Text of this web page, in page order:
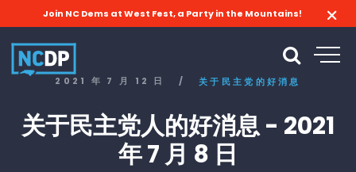
Join NC Dems at West Fest, a Party in the Mountains!
2021 年 7 月 12 日 / 关于民主党的好消息
关于民主党人的好消息 - 2021
年 7 月 8 日